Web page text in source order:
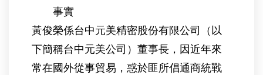
事實
黃俊榮係台中元美精密股份有限公司（以
下簡稱台中元美公司）董事長，因近年來
常在國外從事貿易，惑於匪所倡通商統戰